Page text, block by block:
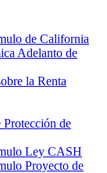
de California
Adelanto de
la Renta
Protección de
Ley CASH
Proyecto de